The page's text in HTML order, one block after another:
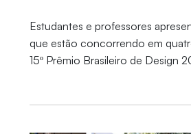
Estudantes e professores
que estão concorrendo em
15º Prêmio Brasileiro de Design